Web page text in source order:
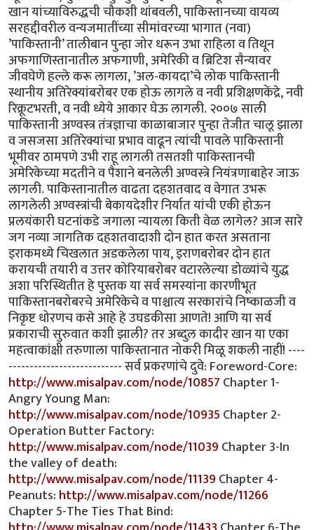
http://www.misalpav.com/node/10857Chapter 1-
Angry Young Man:
http://www.misalpav.com/node/10935Chapter 2-
Operation Butter Factory:
http://www.misalpav.com/node/11039Chapter 3-In
the valley of death:
http://www.misalpav.com/node/11139Chapter 4-
Peanuts:http://www.misalpav.com/node/11266
Chapter 5-The Ties That Bind: